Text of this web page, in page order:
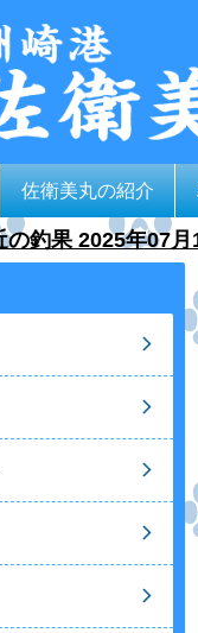
佐衛美丸の紹介
の釣果 2025年07